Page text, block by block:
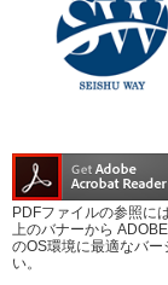
PDFファイルの参照に
上のバナーから
のOS環境に最適なバ
い。